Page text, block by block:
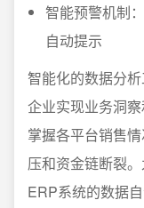
智能预警机制
自动提示
智能化的数据分
企业实现业务洞
掌握各平台销售
压和资金链断裂
ERP系统的数据